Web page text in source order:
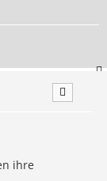
ihre